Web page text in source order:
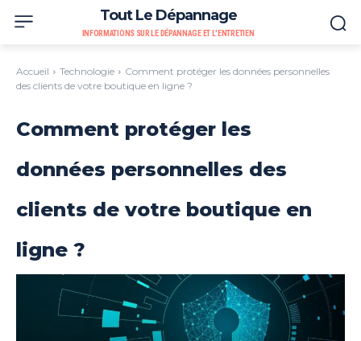
Tout Le Dépannage
INFORMATIONS SUR LE DÉPANNAGE ET L'ENTRETIEN
Accueil Technologie
Comment protéger les données personnelles
des clients de votre boutique en ligne ?
Comment protéger les
données personnelles des
clients de votre boutique en
ligne ?